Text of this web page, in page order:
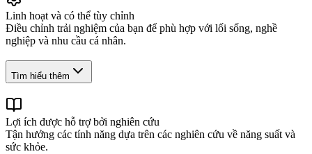
Linh hoạt và có thể tùy chỉnh
Điều chỉnh trải nghiệm của bạn để phù hợp với lối sống, nghề
nghiệp và nhu cầu cá nhân.
Tìm hiểu thêm
Lợi ích được hỗ trợ bởi nghiên cứu
Tận hưởng các tính năng dựa trên các nghiên cứu về năng suất và
sức khỏe.